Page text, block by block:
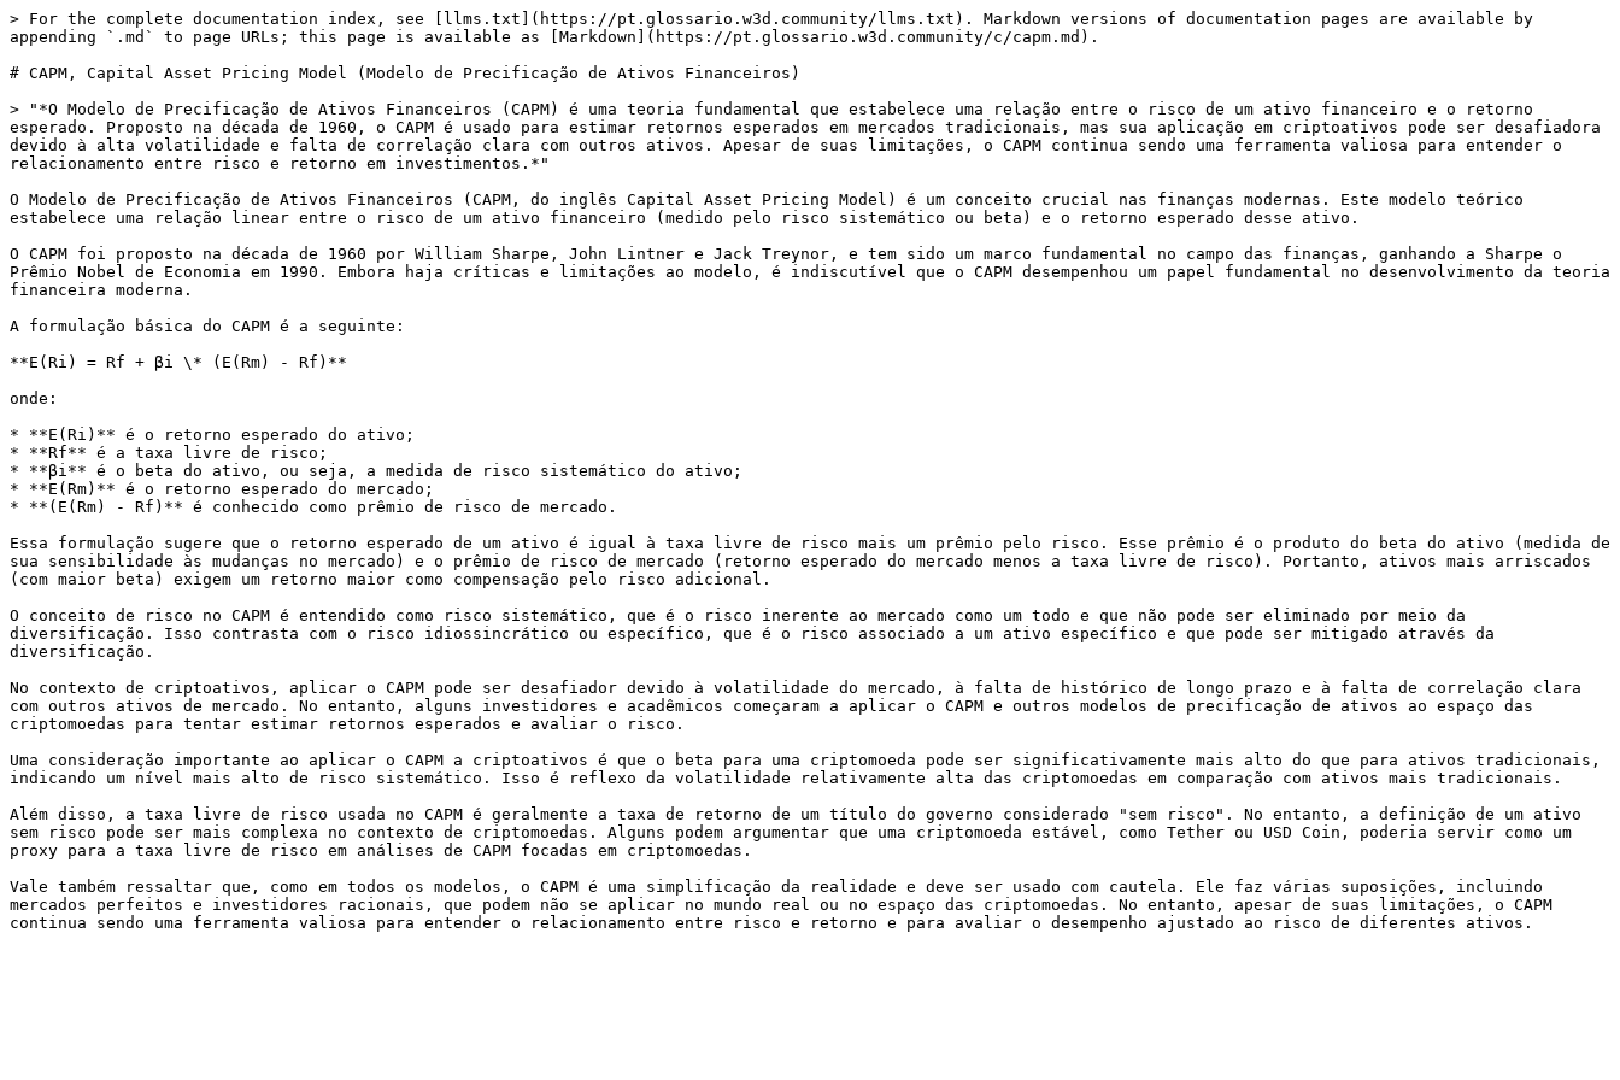
> For the complete documentation index, see [llms.txt](https://pt.glossario.w3d.community/llms.txt). Markdown versions of documentation pages are available by
appending `.md` to page URLs; this page is available as [Markdown](https://pt.glossario.w3d.community/c/capm.md).
# CAPM, Capital Asset Pricing Model (Modelo de Precificação de Ativos Financeiros)
> "*O Modelo de Precificação de Ativos Financeiros (CAPM) é uma teoria fundamental que estabelece uma relação entre o risco de um ativo financeiro e o retorno
esperado. Proposto na década de 1960, o CAPM é usado para estimar retornos esperados em mercados tradicionais, mas sua aplicação em criptoativos pode ser desafiadora
devido à alta volatilidade e falta de correlação clara com outros ativos. Apesar de suas limitações, o CAPM continua sendo uma ferramenta valiosa para entender o
relacionamento entre risco e retorno em investimentos.*"
O Modelo de Precificação de Ativos Financeiros (CAPM, do inglês Capital Asset Pricing Model) é um conceito crucial nas finanças modernas. Este modelo teórico
estabelece uma relação linear entre o risco de um ativo financeiro (medido pelo risco sistemático ou beta) e o retorno esperado desse ativo.
O CAPM foi proposto na década de 1960 por William Sharpe, John Lintner e Jack Treynor, e tem sido um marco fundamental no campo das finanças, ganhando a Sharpe o
Prêmio Nobel de Economia em 1990. Embora haja críticas e limitações ao modelo, é indiscutível que o CAPM desempenhou um papel fundamental no desenvolvimento da teoria
financeira moderna.
A formulação básica do CAPM é a seguinte:
**E(Ri) = Rf + βi \* (E(Rm) - Rf)**
onde:
* **E(Ri)** é o retorno esperado do ativo;
* **Rf** é a taxa livre de risco;
* **βi** é o beta do ativo, ou seja, a medida de risco sistemático do ativo;
* **E(Rm)** é o retorno esperado do mercado;
* **(E(Rm) - Rf)** é conhecido como prêmio de risco de mercado.
Essa formulação sugere que o retorno esperado de um ativo é igual à taxa livre de risco mais um prêmio pelo risco. Esse prêmio é o produto do beta do ativo (medida de
sua sensibilidade às mudanças no mercado) e o prêmio de risco de mercado (retorno esperado do mercado menos a taxa livre de risco). Portanto, ativos mais arriscados
(com maior beta) exigem um retorno maior como compensação pelo risco adicional.
O conceito de risco no CAPM é entendido como risco sistemático, que é o risco inerente ao mercado como um todo e que não pode ser eliminado por meio da
diversificação. Isso contrasta com o risco idiossincrático ou específico, que é o risco associado a um ativo específico e que pode ser mitigado através da
diversificação.
No contexto de criptoativos, aplicar o CAPM pode ser desafiador devido à volatilidade do mercado, à falta de histórico de longo prazo e à falta de correlação clara
com outros ativos de mercado. No entanto, alguns investidores e acadêmicos começaram a aplicar o CAPM e outros modelos de precificação de ativos ao espaço das
criptomoedas para tentar estimar retornos esperados e avaliar o risco.
Uma consideração importante ao aplicar o CAPM a criptoativos é que o beta para uma criptomoeda pode ser significativamente mais alto do que para ativos tradicionais,
indicando um nível mais alto de risco sistemático. Isso é reflexo da volatilidade relativamente alta das criptomoedas em comparação com ativos mais tradicionais.
Além disso, a taxa livre de risco usada no CAPM é geralmente a taxa de retorno de um título do governo considerado "sem risco". No entanto, a definição de um ativo
sem risco pode ser mais complexa no contexto de criptomoedas. Alguns podem argumentar que uma criptomoeda estável, como Tether ou USD Coin, poderia servir como um
proxy para a taxa livre de risco em análises de CAPM focadas em criptomoedas.
Vale também ressaltar que, como em todos os modelos, o CAPM é uma simplificação da realidade e deve ser usado com cautela. Ele faz várias suposições, incluindo
mercados perfeitos e investidores racionais, que podem não se aplicar no mundo real ou no espaço das criptomoedas. No entanto, apesar de suas limitações, o CAPM